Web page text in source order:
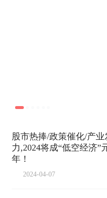
股市热捧/政策催化/产业
力,2024将成“低空经济”
年！
2024-04-07